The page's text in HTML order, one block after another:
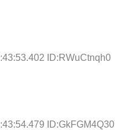
ID:RWuCtnqh0
ID:GkFGM4Q30